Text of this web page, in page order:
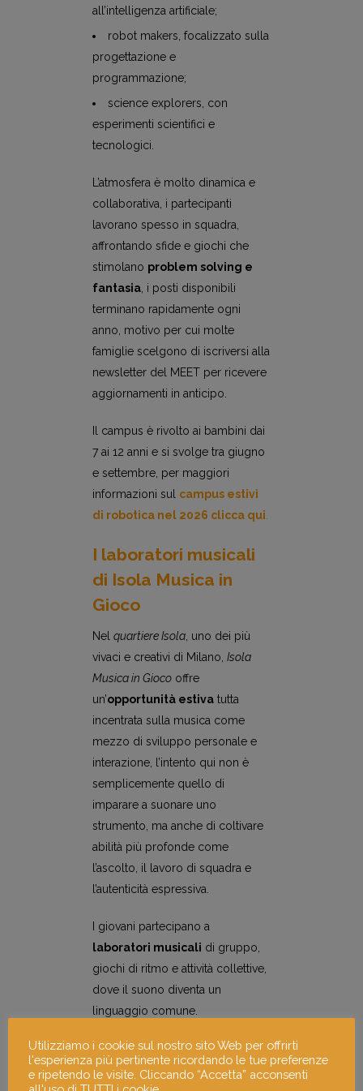
all’intelligenza artificiale;
robot makers, focalizzato sulla
progettazione e
programmazione;
science explorers, con
esperimenti scientifici e
tecnologici.
L’atmosfera è molto dinamica e
collaborativa, i partecipanti
lavorano spesso in squadra,
affrontando sfide e giochi che
stimolano problem solving e
fantasia, i posti disponibili
terminano rapidamente ogni
anno, motivo per cui molte
famiglie scelgono di iscriversi alla
newsletter del MEET per ricevere
aggiornamenti in anticipo.
Il campus è rivolto ai bambini dai
7 ai 12 anni e si svolge tra giugno
e settembre, per maggiori
informazioni sul campus estivi
di robotica nel 2026 clicca qui
I laboratori musicali
di Isola Musica in
Gioco
Nel quartiere Isola, uno dei più
vivaci e creativi di Milano, Isola
Musica in Giocooffre
un’opportunità estivatutta
incentrata sulla musica come
mezzo di sviluppo personale e
interazione, l’intento qui non è
semplicemente quello di
imparare a suonare uno
strumento, ma anche di coltivare
abilità più profonde come
l’ascolto, il lavoro di squadra e
l’autenticità espressiva.
I giovani partecipano a
laboratori musicali di gruppo,
giochi di ritmo e attività collettive,
dove il suono diventa un
linguaggio comune.
Utilizziamo i cookie sul nostro sito Web per offrirti
l'esperienza più pertinente ricordando le tue preferenze
e ripetendo le visite. Cliccando “Accetta” acconsenti